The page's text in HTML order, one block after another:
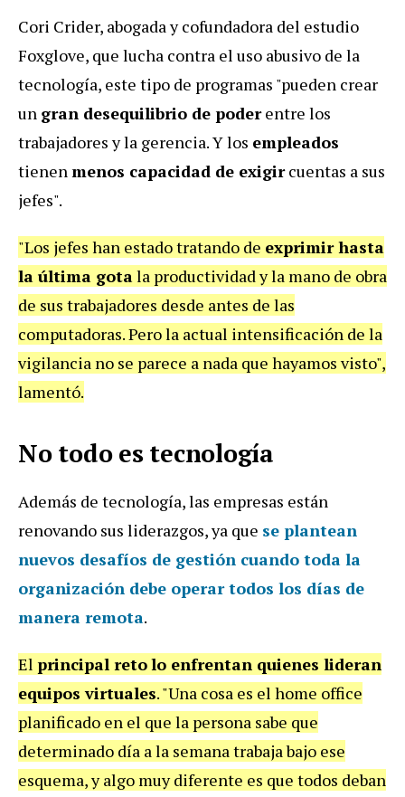
Cori Crider, abogada y cofundadora del estudio
Foxglove, que lucha contra el uso abusivo de la
tecnología, este tipo de programas "pueden crear
un gran desequilibrio de poderentre los
trabajadores y la gerencia. Y los empleados
tienenmenos capacidad de exigircuentas a sus
jefes".
"Los jefes han estado tratando de exprimir hasta
la última gotala productividad y la mano de obra
de sus trabajadores desde antes de las
computadoras. Pero la actual intensificación de la
vigilancia no se parece a nada que hayamos visto",
lamentó.
No todo es tecnología
Además de tecnología, las empresas están
renovando sus liderazgos, ya que se plantean
nuevos desafíos de gestión cuando toda la
organización debe operar todos los días de
manera remota.
El principal retolo enfrentan quienes lideran
equipos virtuales. "Una cosa es el home office
planificado en el que la persona sabe que
determinado día a la semana trabaja bajo ese
esquema, y algo muy diferente es que todos deban